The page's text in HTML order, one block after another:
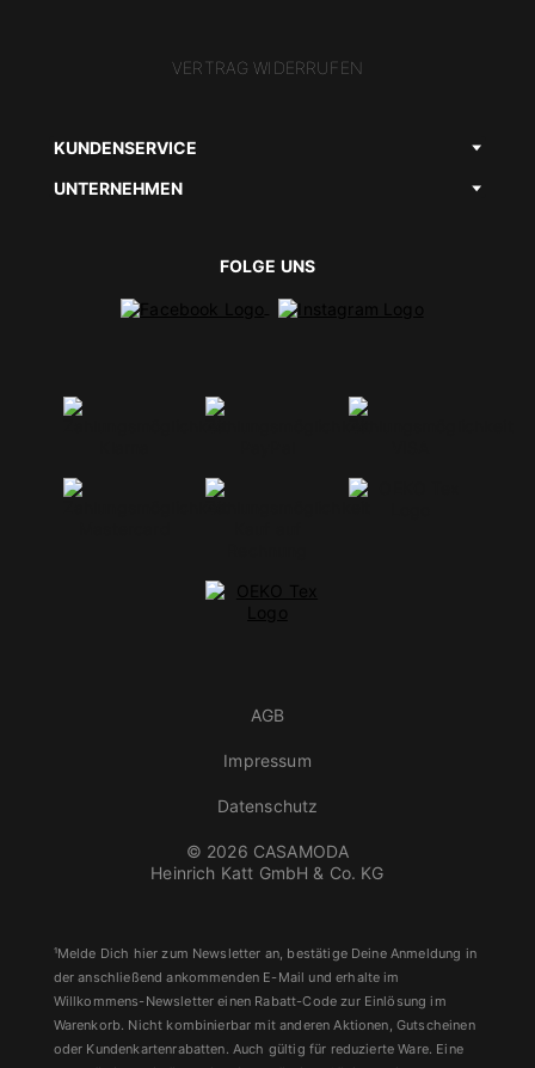
VERTRAG WIDERRUFEN
KUNDENSERVICE
UNTERNEHMEN
FOLGE UNS
© 2026 CASAMODA
Heinrich Katt GmbH & Co. KG
AGB
Impressum
Datenschutz
¹Melde Dich hier zum Newsletter an, bestätige Deine Anmeldung in
der anschließend ankommenden E-Mail und erhalte im
Willkommens-Newsletter einen Rabatt-Code zur Einlösung im
Warenkorb. Nicht kombinierbar mit anderen Aktionen, Gutscheinen
oder Kundenkartenrabatten. Auch gültig für reduzierte Ware. Eine